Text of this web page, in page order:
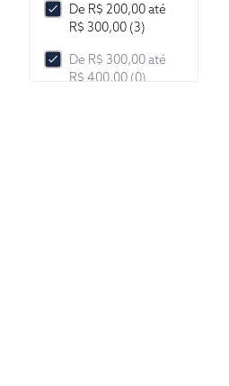
De R$ 200,00 até
R$ 300,00 (3)
De R$ 300,00 até
R$ 400,00 (0)